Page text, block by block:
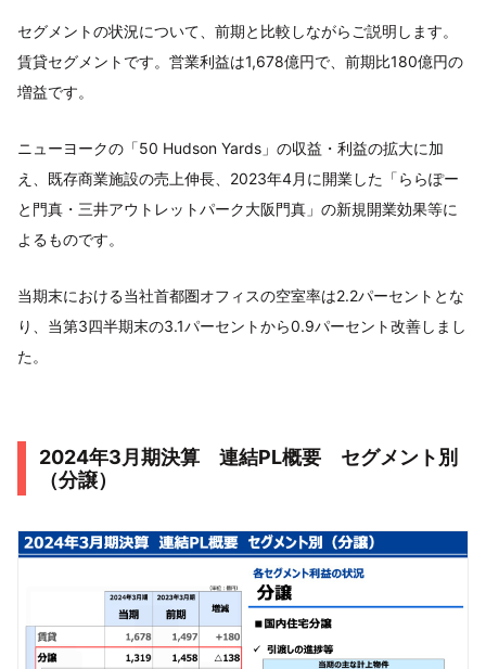
セグメントの状況について、前期と比較しながらご説明します。
賃貸セグメントです。営業利益は1,678億円で、前期比180億円の
増益です。
ニューヨークの「50 Hudson Yards」の収益・利益の拡大に加
え、既存商業施設の売上伸長、2023年4月に開業した「ららぽー
と門真・三井アウトレットパーク大阪門真」の新規開業効果等に
よるものです。
当期末における当社首都圏オフィスの空室率は2.2パーセントとな
り、当第3四半期末の3.1パーセントから0.9パーセント改善しまし
た。
2024年3月期決算 連結PL概要 セグメント別
（分譲）